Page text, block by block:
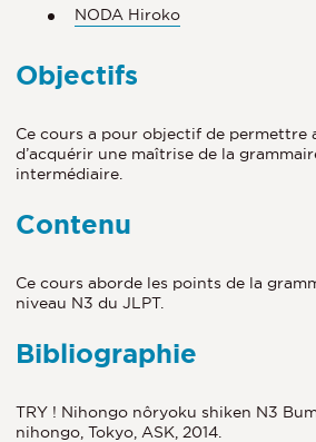
NODA Hiroko
Objectifs
Ce cours a pour objectif de permettre
d’acquérir une maîtrise de la
intermédiaire.
Contenu
Ce cours aborde les points de la
niveau N3 du JLPT.
Bibliographie
TRY ! Nihongo nôryoku shiken N3
nihongo, Tokyo, ASK, 2014.